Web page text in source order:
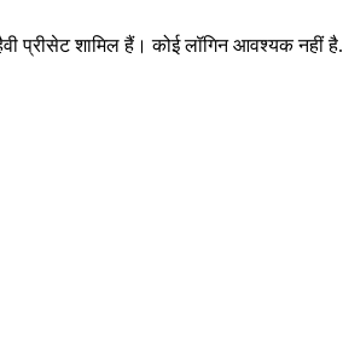
प्रीसेट शामिल हैं। कोई लॉगिन आवश्यक नहीं है.